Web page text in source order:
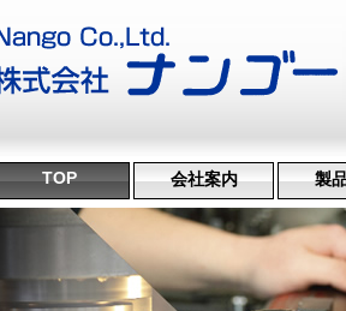
TOP
会社案内
ミッション
会社概要
機械設備
沿革・受賞歴
製
機
治具･
試作
特